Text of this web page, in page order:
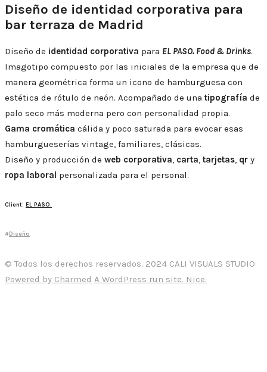
Diseño de identidad corporativa para
bar terraza de Madrid
Diseño de identidad corporativa para EL PASO. Food & Drinks.
Imagotipo compuesto por las iniciales de la empresa que de
manera geométrica forma un icono de hamburguesa con
estética de rótulo de neón. Acompañado de una tipografía de
palo seco más moderna pero con personalidad propia.
Gama cromática cálida y poco saturada para evocar esas
hamburgueserías vintage, familiares, clásicas.
Diseño y producción de web corporativa, carta, tarjetas, qr y
ropa laboral personalizada para el personal.
Client: EL PASO.
#Diseño
© Todos los derechos reservados. 2024 CALI VISUALS STUDIO
Powered by Charmed A WordPress run site. Nice.